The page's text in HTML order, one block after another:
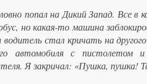
попал на Дикий Запад. Все в
но какая-то машина
стал кричать на
автомобиля с пистолетом
Я закричал: «Пушка, пушка!